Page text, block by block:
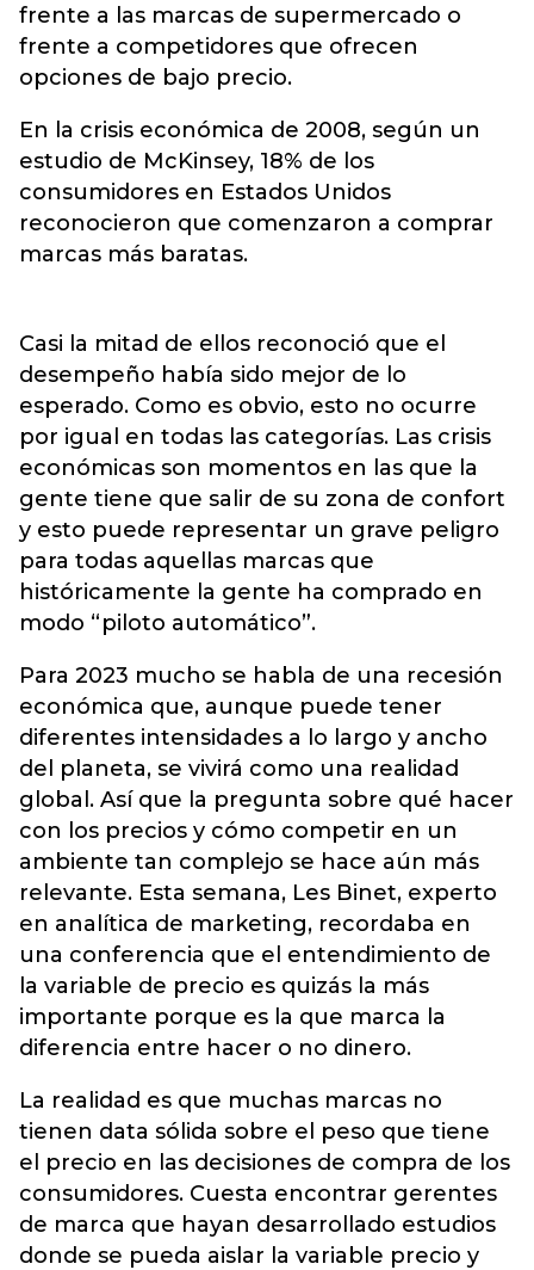
frente a las marcas de supermercado o
frente a competidores que ofrecen
opciones de bajo precio.
En la crisis económica de 2008, según un
estudio de McKinsey, 18% de los
consumidores en Estados Unidos
reconocieron que comenzaron a comprar
marcas más baratas.
Casi la mitad de ellos reconoció que el
desempeño había sido mejor de lo
esperado. Como es obvio, esto no ocurre
por igual en todas las categorías. Las crisis
económicas son momentos en las que la
gente tiene que salir de su zona de confort
y esto puede representar un grave peligro
para todas aquellas marcas que
históricamente la gente ha comprado en
modo “piloto automático”.
Para 2023 mucho se habla de una recesión
económica que, aunque puede tener
diferentes intensidades a lo largo y ancho
del planeta, se vivirá como una realidad
global. Así que la pregunta sobre qué hacer
con los precios y cómo competir en un
ambiente tan complejo se hace aún más
relevante. Esta semana, Les Binet, experto
en analítica de marketing, recordaba en
una conferencia que el entendimiento de
la variable de precio es quizás la más
importante porque es la que marca la
diferencia entre hacer o no dinero.
La realidad es que muchas marcas no
tienen data sólida sobre el peso que tiene
el precio en las decisiones de compra de los
consumidores. Cuesta encontrar gerentes
de marca que hayan desarrollado estudios
donde se pueda aislar la variable precio y